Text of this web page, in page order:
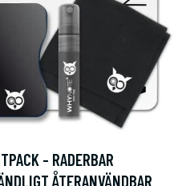
- RADERBAR
ÅTERANVÄNDBAR